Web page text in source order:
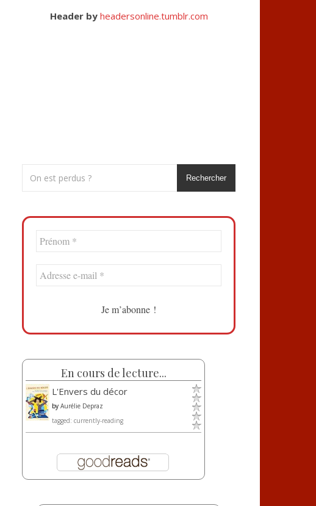
Header by headersonline.tumblr.com
Rechercher
En cours de lecture...
L'Envers du décor
by Aurélie Depraz
tagged: currently-reading